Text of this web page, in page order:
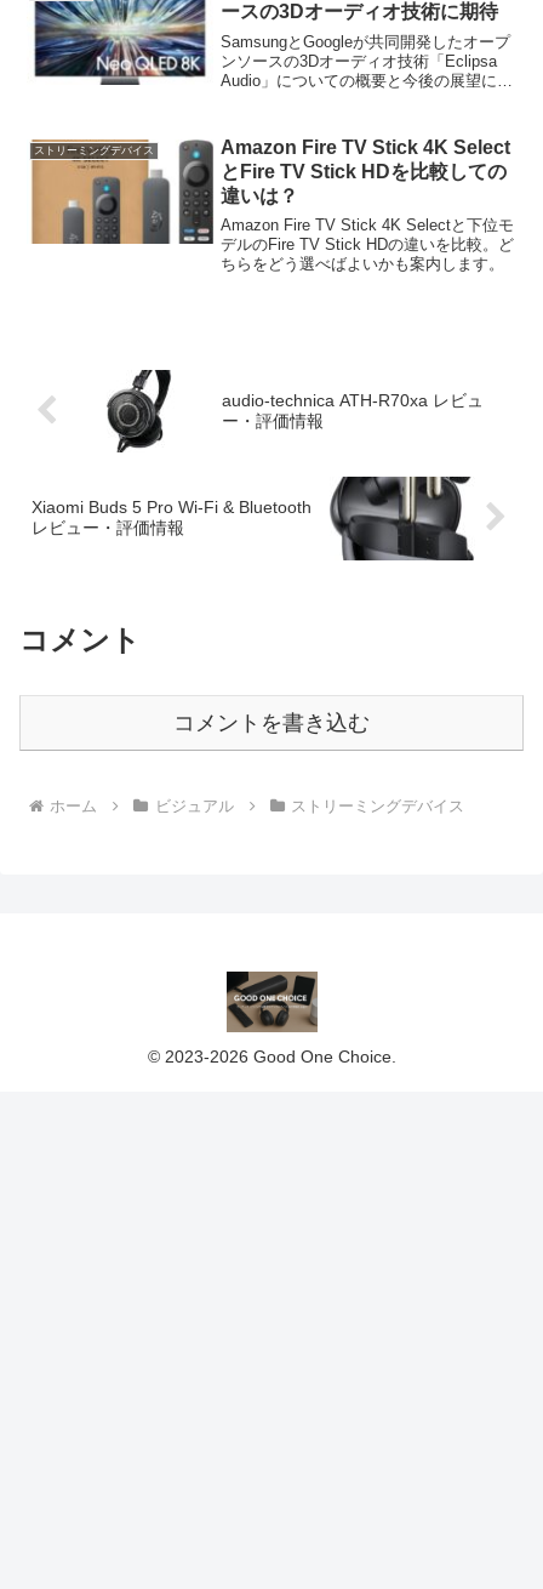
ースの3Dオーディオ技術に期待
SamsungとGoogleが共同開発したオープ
ンソースの3Dオーディオ技術「Eclipsa
Audio」についての概要と今後の展望につ
ストリーミングデバイス
Amazon Fire TV Stick 4K Select
とFire TV Stick HDを比較しての
違いは？
Amazon Fire TV Stick 4K Selectと下位モ
デルのFire TV Stick HDの違いを比較。ど
ちらをどう選べばよいかも案内します。
audio-technica ATH-R70xa レビュ
ー・評価情報
Xiaomi Buds 5 Pro Wi-Fi & Bluetooth
レビュー・評価情報
コメント
コメントを書き込む
ホーム ビジュアル ストリーミングデバイス
© 2023-2026 Good One Choice.